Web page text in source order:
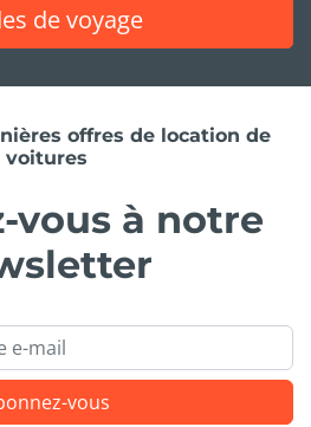
de voyage
offres de location de
voitures
vous à notre
vous